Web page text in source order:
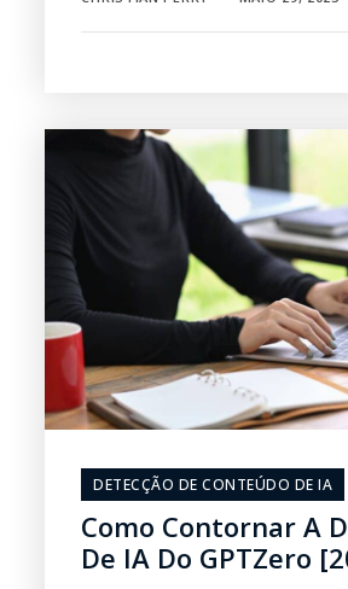
DETECÇÃO DE CONTEÚDO DE IA
Como Contornar A
De IA Do GPTZero